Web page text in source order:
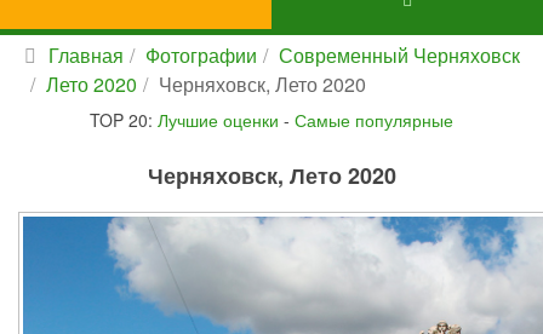
Главная Фотографии
Современный Черняховск
Лето 2020
Черняховск, Лето 2020
TOP 20: Лучшие оценки - Самые популярные
Черняховск, Лето 2020